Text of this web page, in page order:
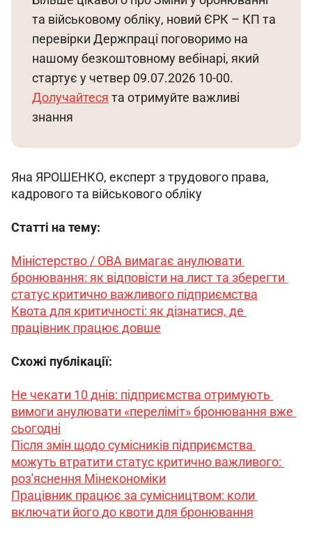
та військовому обліку, новий ЄРК – КП та
перевірки Держпраці поговоримо на
нашому безкоштовному вебінарі, який
стартує у четвер 09.07.2026 10-00.
Долучайтеся та отримуйте важливі
знання
Яна ЯРОШЕНКО, експерт з трудового права,
кадрового та військового обліку
Статті на тему:
Міністерство / ОВА вимагає анулювати
бронювання: як відповісти на лист та зберегти
статус критично важливого підприємства
Квота для критичності: як дізнатися, де
працівник працює довше
Схожі публікації:
Не чекати 10 днів: підприємства отримують
вимоги анулювати «переліміт» бронювання вже
сьогодні
Після змін щодо сумісників підприємства
можуть втратити статус критично важливого:
роз'яснення Мінекономіки
Працівник працює за сумісництвом: коли
включати його до квоти для бронювання